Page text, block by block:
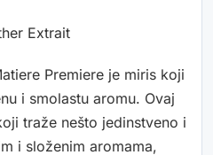
Extrait
Premiere je miris koji
i smolastu aromu. Ovaj
traže nešto jedinstveno i
i složenim aromama,